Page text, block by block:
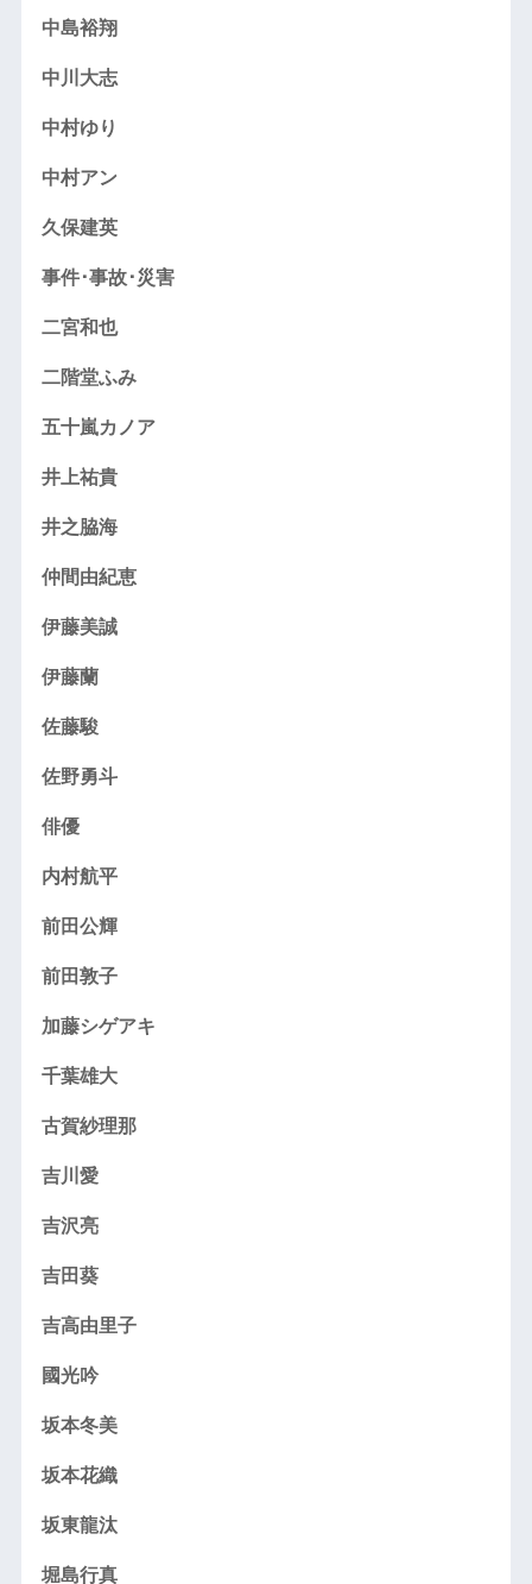
中島裕翔
中川大志
中村ゆり
中村アン
久保建英
事件･事故･災害
二宮和也
二階堂ふみ
五十嵐カノア
井上祐貴
井之脇海
仲間由紀恵
伊藤美誠
伊藤蘭
佐藤駿
佐野勇斗
俳優
内村航平
前田公輝
前田敦子
加藤シゲアキ
千葉雄大
古賀紗理那
吉川愛
吉沢亮
吉田葵
吉高由里子
國光吟
坂本冬美
坂本花織
坂東龍汰
堀島行真